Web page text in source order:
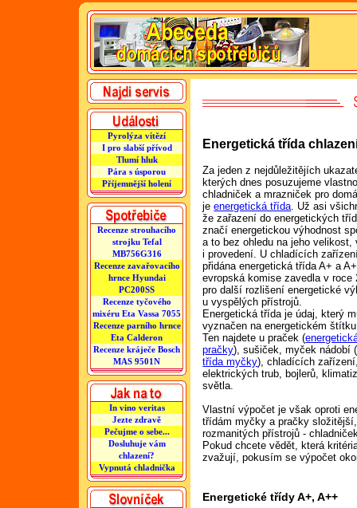
Pyrolýza vítězí
I pro slabší přívod
Tlumí hluk
Pára s úsporou
Příjemnější holení
Recenze strouhacího
strojku Tefal
MB756G316
Recenze zavařovacího
hrnce Hyundai
PC200SS
Recenze tyčového
mixéru Eta Vassa 7055
Recenze parního hrnce
Eta Calderon
Recenze kráječe Bosch
MAS 9501N
In vino veritas
Jezte zdravě
Pečujme o sebe...
Dosluhuje vám
chlazení?
Vypnutá chladnička
Energetická třída
Za jeden z nejdůležitějích
kterých dnes posuzujeme
chladniček a mrazniček pro
jeenergetická třída. Už asi
že zařazení do energetických
značí energetickou výhodnost
a to bez ohledu na jeho velikost,
i provedení. U chladících
přidána energetická třída A+ a
evropská komise zavedla v roce
pro další rozlišení energetické
u vyspělých přístrojů.
Energetická třída je údaj, který
vyznačen na energetickém
Ten najdete u praček (
pračky), sušiček, myček nádobí (
třída myčky), chladících
elektrických trub, bojlerů,
světla.
Vlastní výpočet je však oproti
třídám myčky a pračky
rozmanitých přístrojů -
Pokud chcete vědět, která
zvažují, pokusím se výpočet
Energetické třídy A+, A++